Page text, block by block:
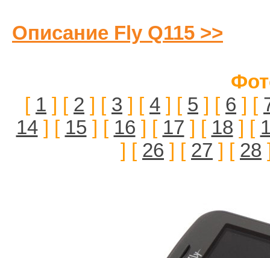
Описание Fly Q115 >>
[ 1 ] [ 2 ] [ 3 ] [ 4 ] [ 5 ] [ 6 ] [
14] [ 15 ] [ 16 ] [ 17 ] [ 18 ] [
] [ 26 ] [ 27 ] [ 28